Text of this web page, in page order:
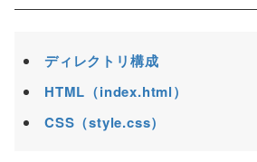
ディレクトリ構成
HTML（index.html）
CSS（style.css）